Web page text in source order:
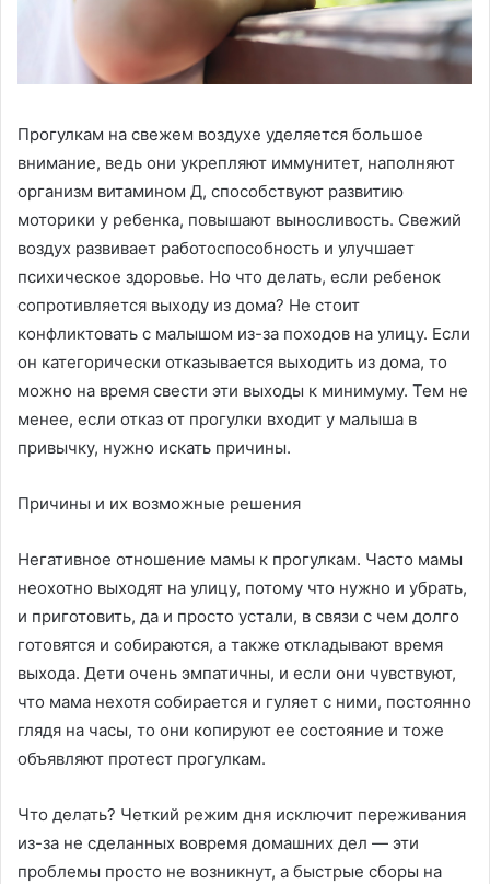
Прогулкам на свежем воздухе уделяется большое
внимание, ведь они укрепляют иммунитет, наполняют
организм витамином Д, способствуют развитию
моторики у ребенка, повышают выносливость. Свежий
воздух развивает работоспособность и улучшает
психическое здоровье. Но что делать, если ребенок
сопротивляется выходу из дома? Не стоит
конфликтовать с малышом из-за походов на улицу. Если
он категорически отказывается выходить из дома, то
можно на время свести эти выходы к минимуму. Тем не
менее, если отказ от прогулки входит у малыша в
привычку, нужно искать причины.
Причины и их возможные решения
Негативное отношение мамы к прогулкам. Часто мамы
неохотно выходят на улицу, потому что нужно и убрать,
и приготовить, да и просто устали, в связи с чем долго
готовятся и собираются, а также откладывают время
выхода. Дети очень эмпатичны, и если они чувствуют,
что мама нехотя собирается и гуляет с ними, постоянно
глядя на часы, то они копируют ее состояние и тоже
объявляют протест прогулкам.
Что делать? Четкий режим дня исключит переживания
из-за не сделанных вовремя домашних дел — эти
проблемы просто не возникнут, а быстрые сборы на